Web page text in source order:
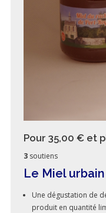
Pour 35,00 € et
3 soutiens
Le Miel
Une dégustation de
produit en quantité